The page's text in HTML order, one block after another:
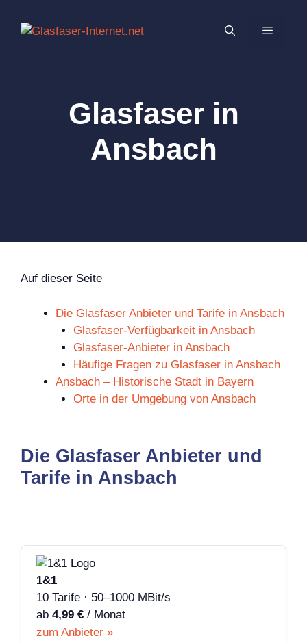
Inhalt
MENÜ
Glasfaser in
Ansbach
Auf dieser Seite
Die Glasfaser Anbieter und Tarife in Ansbach
Glasfaser-Verfügbarkeit in Ansbach
Glasfaser-Anbieter in Ansbach
Häufige Fragen zu Glasfaser in Ansbach
Ansbach – Historische Stadt in Bayern
Orte in der Umgebung von Ansbach
Die Glasfaser Anbieter und
Tarife in Ansbach
1&1
10 Tarife · 50–1000 MBit/s
ab 4,99 € / Monat
zum Anbieter »